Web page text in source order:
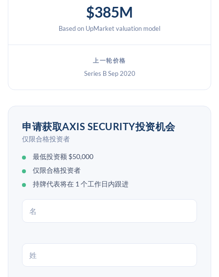
$385M
Based on UpMarket valuation model
上一轮价格
Series B Sep 2020
申请获取AXIS SECURITY投资机会
仅限合格投资者
最低投资额 $50,000
仅限合格投资者
持牌代表将在 1 个工作日内跟进